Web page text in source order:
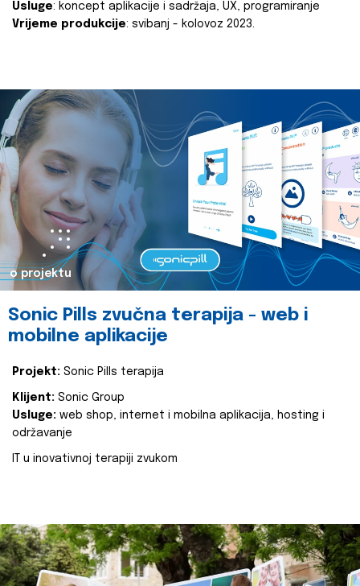
Usluge: koncept aplikacije i sadržaja, UX, programiranje
Vrijeme produkcije: svibanj - kolovoz 2023.
o projektu
Sonic Pills zvučna terapija - web i
mobilne aplikacije
Projekt: Sonic Pills terapija
Klijent: Sonic Group
Usluge: web shop, internet i mobilna aplikacija, hosting i
održavanje
IT u inovativnoj terapiji zvukom